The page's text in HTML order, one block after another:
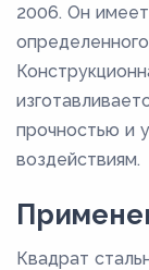
2006. Он
прочностью и
воздействиям.
Квадрат